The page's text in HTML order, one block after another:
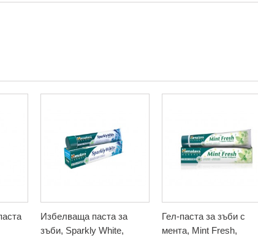
Избелваща паста за
зъби, Sparkly White,
Гел-паста за зъби с
мента, Mint Fresh,